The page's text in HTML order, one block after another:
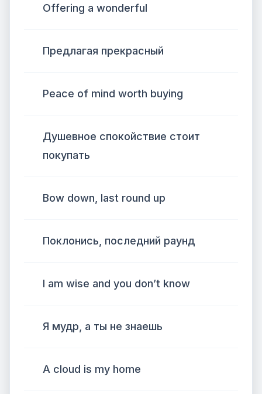
Offering a wonderful
Предлагая прекрасный
Peace of mind worth buying
Душевное спокойствие стоит
покупать
Bow down, last round up
Поклонись, последний раунд
I am wise and you don’t know
Я мудр, а ты не знаешь
A cloud is my home